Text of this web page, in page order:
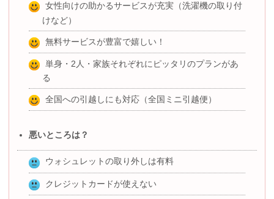
女性向けの助かるサービスが充実（洗濯機の取り付
けなど）
無料サービスが豊富で嬉しい！
単身・2人・家族それぞれにピッタリのプランがあ
る
全国への引越しにも対応（全国ミニ引越便）
悪いところは？
ウォシュレットの取り外しは有料
クレジットカードが使えない